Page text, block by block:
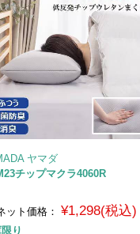
ヤマダ
チップマクラ4060R
ット価格： ¥1,298(税込)
り